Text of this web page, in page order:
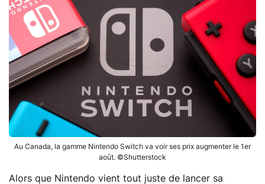
Au Canada, la gamme Nintendo Switch va voir ses prix augmenter le 1er
août. ©Shutterstock
Alors que Nintendo vient tout juste de lancer sa